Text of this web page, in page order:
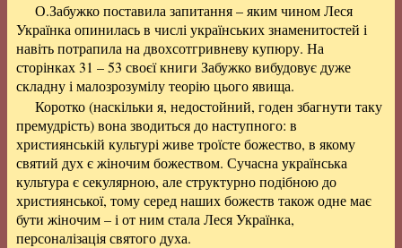
О.Забужко поставила запитання – яким чином Леся
Українка опинилась в числі українських знаменитостей і
навіть потрапила на двохсотгривневу купюру. На
сторінках 31 – 53 своєї книги Забужко вибудовує дуже
складну і малозрозумілу теорію цього явища.
Коротко (наскільки я, недостойний, годен збагнути таку
премудрість) вона зводиться до наступного: в
християнській культурі живе троїсте божество, в якому
святий дух є жіночим божеством. Сучасна українська
культура є секулярною, але структурно подібною до
християнської, тому серед наших божеств також одне має
бути жіночим – і от ним стала Леся Українка,
персоналізація святого духа.